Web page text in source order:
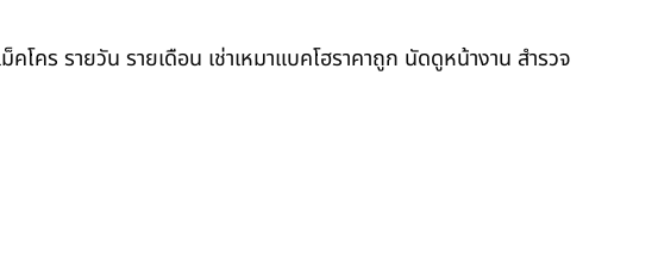
โคร รายวัน รายเดือน เช่าเหมาแบคโฮราคาถูก นัดดูหน้างาน สำรวจ